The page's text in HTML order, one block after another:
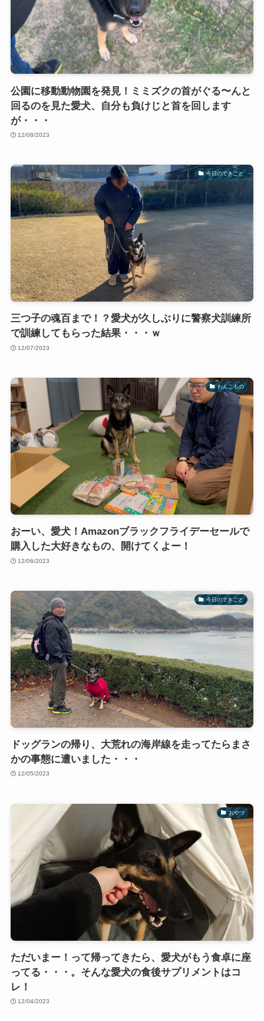
公園に移動動物園を発見！ミミズクの首がぐる〜んと
回るのを見た愛犬、自分も負けじと首を回します
が・・・
12/08/2023
今日のできごと
三つ子の魂百まで！？愛犬が久しぶりに警察犬訓練所
で訓練してもらった結果・・・ｗ
12/07/2023
わんこもの
おーい、愛犬！Amazonブラックフライデーセールで
購入した大好きなもの、開けてくよー！
12/06/2023
今日のできごと
ドッグランの帰り、大荒れの海岸線を走ってたらまさ
かの事態に遭いました・・・
12/05/2023
おやつ
ただいまー！って帰ってきたら、愛犬がもう食卓に座
ってる・・・。そんな愛犬の食後サプリメントはコ
レ！
12/04/2023